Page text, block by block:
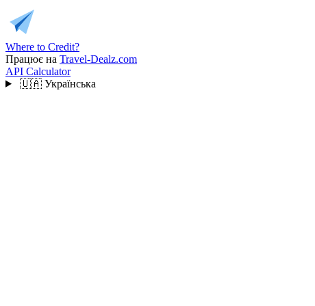
Where to Credit?
Працює на Travel-Dealz.com
API Calculator
🇺🇦 Українська